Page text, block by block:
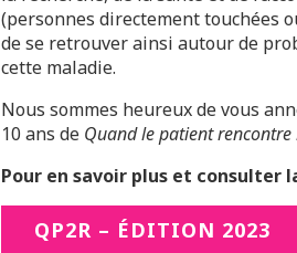
(personnes directement touchées
de se retrouver ainsi autour de
cette maladie.
Nous sommes heureux de vous
10 ans de Quand le patient rencontre
Pour en savoir plus et consulter
QP2R – ÉDITION 2023